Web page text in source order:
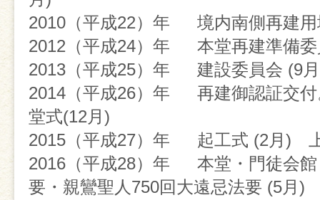
2010（平成22）年 境内南側再建用
2012（平成24）年 本堂再建準備委
2013（平成25）年 建設委員会 (9
2014（平成26）年 再建御認証交
堂式(12月)
2015（平成27）年 起工式 (2月)
2016（平成28）年 本堂・門徒会館
要・ 親鸞聖人750回大遠忌法要 (5月)